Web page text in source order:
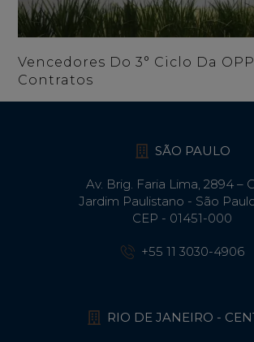
Vencedores Do 3° Ciclo Da
Contratos
SÃO PAULO
Av. Brig. Faria Lima, 2894 –
Jardim Paulistano - São
CEP - 01451-000
+55 11 3030-4906
RIO DE JANEIRO -